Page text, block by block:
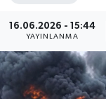
16.06.2026 - 15:44
YAYINLANMA
Kozlu
Siyaset
SPOR
Haber Arşivi